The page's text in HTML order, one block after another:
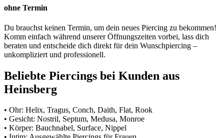
ohne Termin
Du brauchst keinen Termin, um dein neues Piercing zu bekommen!
Komm einfach während unserer Öffnungszeiten vorbei, lass dich
beraten und entscheide dich direkt für dein Wunschpiercing –
unkompliziert und professionell.
Beliebte Piercings bei Kunden aus
Heinsberg
• Ohr: Helix, Tragus, Conch, Daith, Flat, Rook
• Gesicht: Nostril, Septum, Medusa, Monroe
• Körper: Bauchnabel, Surface, Nippel